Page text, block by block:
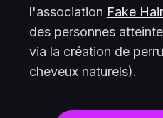
l'association Fake
des personnes
via la création de
cheveux naturels).